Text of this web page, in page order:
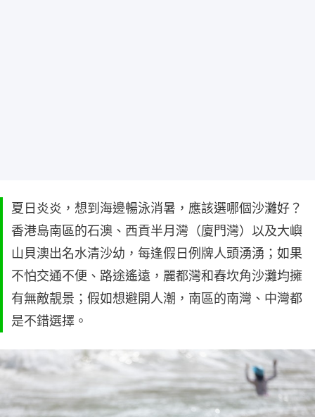
夏日炎炎，想到海邊暢泳消暑，應該選哪個沙灘好？
香港島南區的石澳、西貢半月灣（廈門灣）以及大嶼
山貝澳出名水清沙幼，每逢假日例牌人頭湧湧；如果
不怕交通不便、路途遙遠，麗都灣和舂坎角沙灘均擁
有無敵靚景；假如想避開人潮，南區的南灣、中灣都
是不錯選擇。